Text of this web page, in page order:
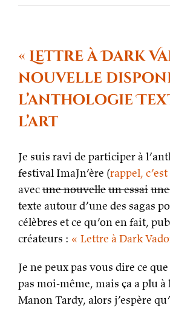
Procrastination
Du
jeu
de
rôle
à
l’écriture
(et
inversement)
« Lettre à Dark
nouvelle
l’anthologie
l’art
Je suis ravi de participer à
festival ImaJn’ère (rappel,
avecune nouvelleun essai
texte autour d’une des sagas
célèbres et ce qu’on en fait,
créateurs : « Lettre à Dark
Je ne peux pas vous dire ce que
pas moi-même, mais ça a plu
Manon Tardy, alors j’espère